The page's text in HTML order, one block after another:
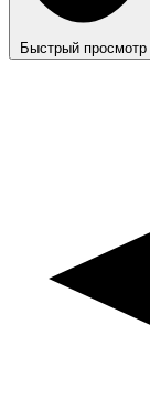
Быстрый просмотр